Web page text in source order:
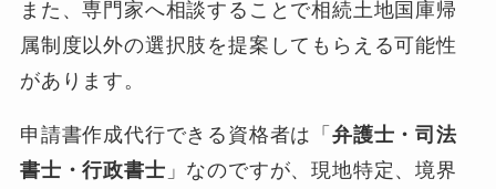
また、専門家へ相談することで相続土地国庫帰
属制度以外の選択肢を提案してもらえる可能性
があります。
申請書作成代行できる資格者は「弁護士・司法
書士・行政書士 」なのですが、現地特定、境界